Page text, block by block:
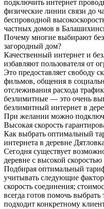
подключить интернет
физические линии связи до
беспроводной
частных домов в
Почему многие выбирают
загородный дом?
Качественный интернет и
избавляют пользователя от
Это предоставляет свободу
фильмов, общения в
отслеживания расхода
безлимитные — это очень
безлимитный интернет в
При желании можно
Высокая скорость
Как выбрать оптимальный
интернета в деревне
Сегодня существует
деревне с высокой
Подбирая оптимальный
учитывать следующие
скорость соединения;
всегда готов помочь
подходит конкретному